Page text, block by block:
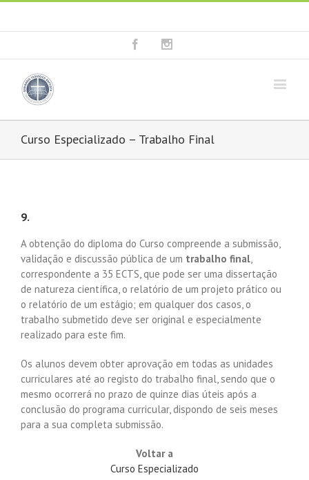
Facebook
Curso Especializado – Trabalho Final
9.
A obtenção do diploma do Curso compreende a submissão,
validação e discussão pública de um trabalho final,
correspondente a 35 ECTS, que pode ser uma dissertação
de natureza científica, o relatório de um projeto prático ou
o relatório de um estágio; em qualquer dos casos, o
trabalho submetido deve ser original e especialmente
realizado para este fim.
Os alunos devem obter aprovação em todas as unidades
curriculares até ao registo do trabalho final, sendo que o
mesmo ocorrerá no prazo de quinze dias úteis após a
conclusão do programa curricular, dispondo de seis meses
para a sua completa submissão.
Voltar a
Curso Especializado